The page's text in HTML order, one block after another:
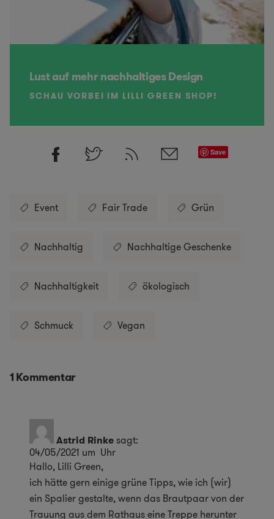
Lust auf mehr nachhaltiges Design
SCHAU VORBEI IM LILLI GREEN SHOP!
Save
Event Fair Trade Grün
Nachhaltig Nachhaltige Geschenke
Nachhaltigkeit ökologisch
Schmuck Vegan
1 Kommentar
Astrid Rinkesagt:
04/05/2021 um Uhr
Hallo, Lilli Green,
ich hätte gern einige grüne Tipps, wie ich (wir)
ein Spalier gestalte, wenn das Brautpaar von der
Trauung aus dem Rathaus eine Treppe herunter